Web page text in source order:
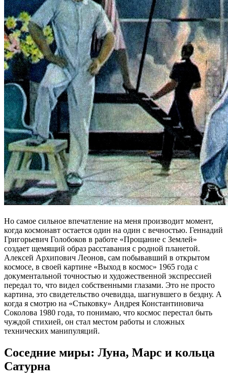
Но самое сильное впечатление на меня производит момент,
когда космонавт остается один на один с вечностью. Геннадий
Григорьевич Голобоков в работе «Прощание с Землей»
создает щемящий образ расставания с родной планетой.
Алексей Архипович Леонов, сам побывавший в открытом
космосе, в своей картине «Выход в космос» 1965 года с
документальной точностью и художественной экспрессией
передал то, что видел собственными глазами. Это не просто
картина, это свидетельство очевидца, шагнувшего в бездну. А
когда я смотрю на «Стыковку» Андрея Константиновича
Соколова 1980 года, то понимаю, что космос перестал быть
чуждой стихией, он стал местом работы и сложных
технических манипуляций.
Соседние миры: Луна, Марс и кольца
Сатурна